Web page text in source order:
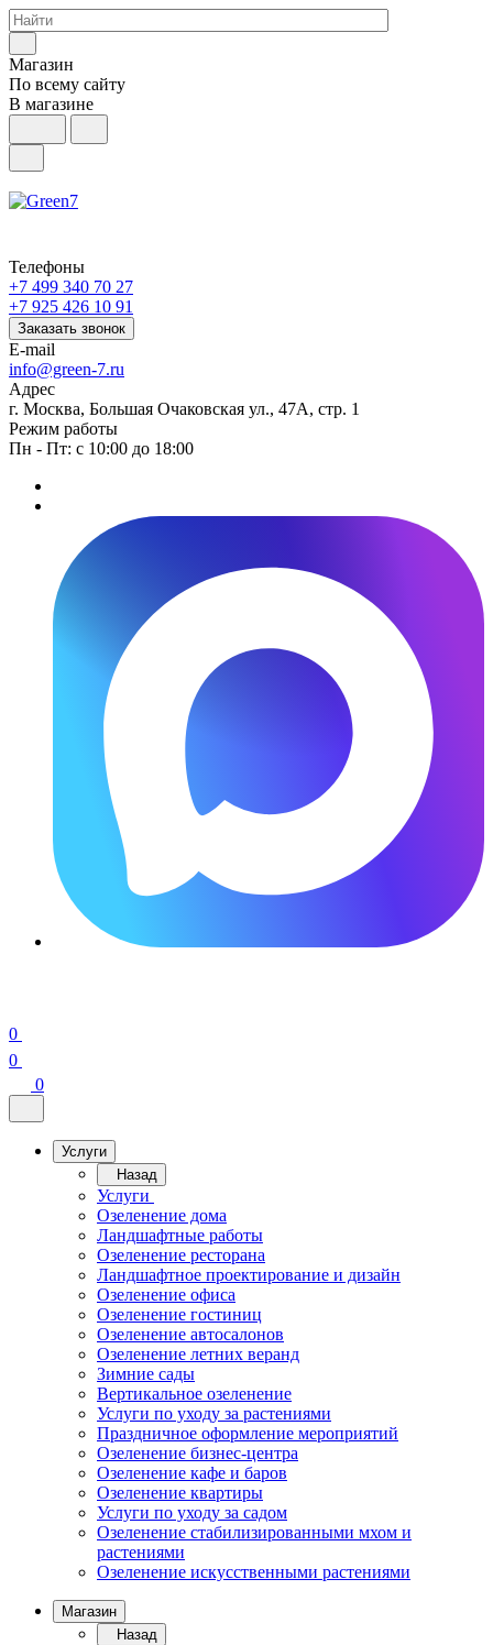
Магазин
По всему сайту
В магазине
Телефоны
+7 499 340 70 27
+7 925 426 10 91
Заказать звонок
E-mail
info@green-7.ru
Адрес
г. Москва, Большая Очаковская ул., 47А, стр. 1
Режим работы
Пн - Пт: с 10:00 до 18:00
0
0
0
Услуги
Назад
Услуги
Озеленение дома
Ландшафтные работы
Озеленение ресторана
Ландшафтное проектирование и дизайн
Озеленение офиса
Озеленение гостиниц
Озеленение автосалонов
Озеленение летних веранд
Зимние сады
Вертикальное озеленение
Услуги по уходу за растениями
Праздничное оформление мероприятий
Озеленение бизнес-центра
Озеленение кафе и баров
Озеленение квартиры
Услуги по уходу за садом
Озеленение стабилизированными мхом и
растениями
Озеленение искусственными растениями
Магазин
Назад